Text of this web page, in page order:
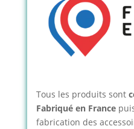
Tous les produits sont
Fabriqué en France
fabrication des